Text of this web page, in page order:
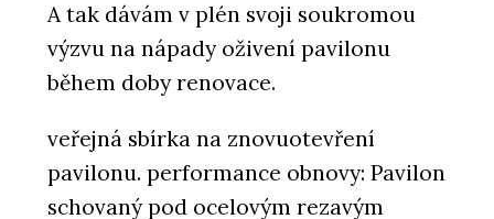
A tak dávám v plén svoji soukromou
výzvu na nápady oživení pavilonu
během doby renovace.
veřejná sbírka na znovuotevření
pavilonu. performance obnovy: Pavilon
schovaný pod ocelovým rezavým